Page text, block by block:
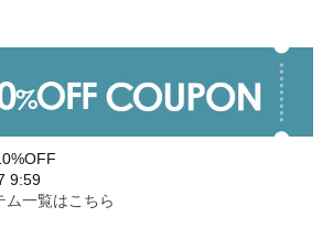
9:59
ム一覧はこちら